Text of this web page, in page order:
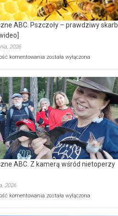
modernizację
oczyszczalni
ścieków
[wideo]
ABC. Pszczoły – prawdziwy skarb
2026
komentowania Ekologiczne
–
prawdziwy
skarb
natury
[wideo]
została wyłączona
ABC. Z kamerą wśród nietoperzy
2026
komentowania Ekologiczne
została wyłączona